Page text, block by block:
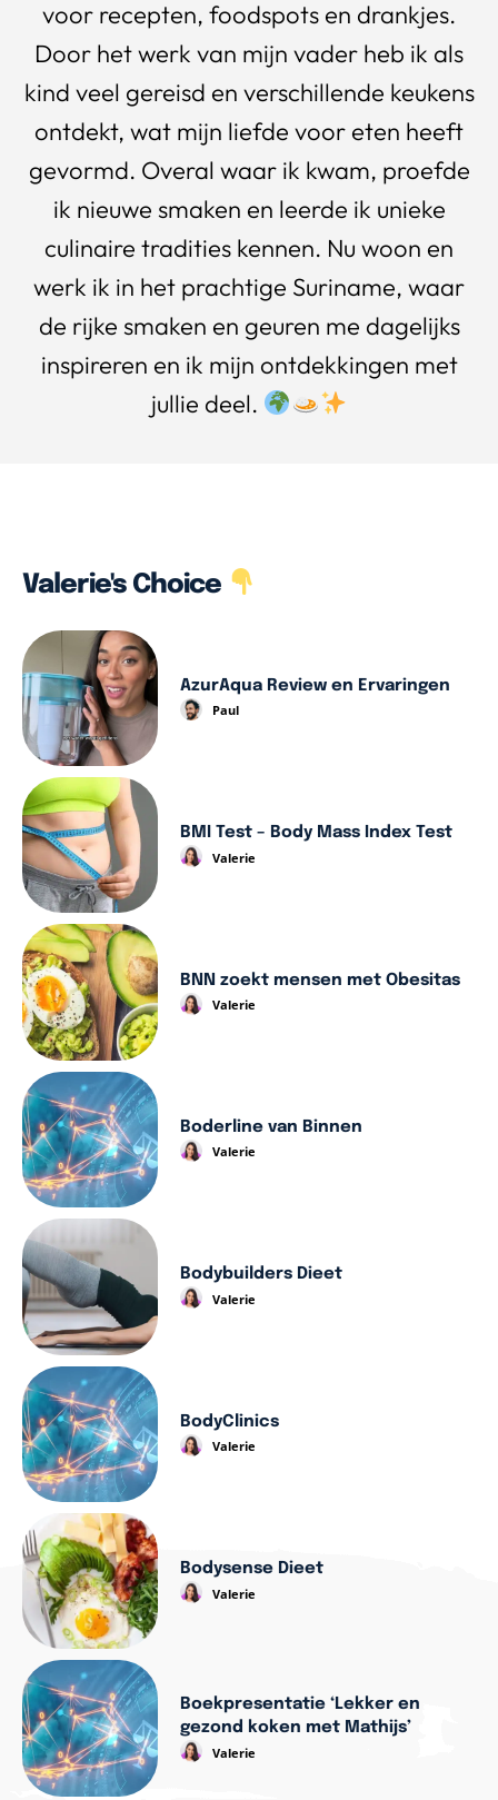
voor recepten, foodspots en drankjes.
Door het werk van mijn vader heb ik als
kind veel gereisd en verschillende keukens
ontdekt, wat mijn liefde voor eten heeft
gevormd. Overal waar ik kwam, proefde
ik nieuwe smaken en leerde ik unieke
culinaire tradities kennen. Nu woon en
werk ik in het prachtige Suriname, waar
de rijke smaken en geuren me dagelijks
inspireren en ik mijn ontdekkingen met
jullie deel.
Valerie's Choice
AzurAqua Review en Ervaringen
Paul
BMI Test – Body Mass Index Test
Valerie
BNN zoekt mensen met Obesitas
Valerie
Boderline van Binnen
Valerie
Bodybuilders Dieet
Valerie
BodyClinics
Valerie
Bodysense Dieet
Valerie
Boekpresentatie ‘Lekker en
gezond koken met Mathijs’
Valerie